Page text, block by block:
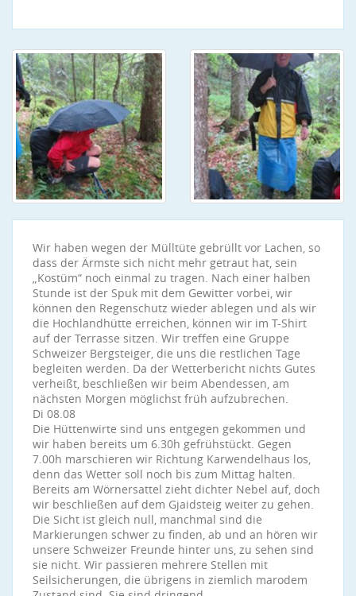
Wir haben wegen der Mülltüte gebrüllt vor Lachen, so
dass der Ärmste sich nicht mehr getraut hat, sein
„Kostüm“ noch einmal zu tragen. Nach einer halben
Stunde ist der Spuk mit dem Gewitter vorbei, wir
können den Regenschutz wieder ablegen und als wir
die Hochlandhütte erreichen, können wir im T-Shirt
auf der Terrasse sitzen. Wir treffen eine Gruppe
Schweizer Bergsteiger, die uns die restlichen Tage
begleiten werden. Da der Wetterbericht nichts Gutes
verheißt, beschließen wir beim Abendessen, am
nächsten Morgen möglichst früh aufzubrechen.
Di 08.08
Die Hüttenwirte sind uns entgegen gekommen und
wir haben bereits um 6.30h gefrühstückt. Gegen
7.00h marschieren wir Richtung Karwendelhaus los,
denn das Wetter soll noch bis zum Mittag halten.
Bereits am Wörnersattel zieht dichter Nebel auf, doch
wir beschließen auf dem Gjaidsteig weiter zu gehen.
Die Sicht ist gleich null, manchmal sind die
Markierungen schwer zu finden, ab und an hören wir
unsere Schweizer Freunde hinter uns, zu sehen sind
sie nicht. Wir passieren mehrere Stellen mit
Seilsicherungen, die übrigens in ziemlich marodem